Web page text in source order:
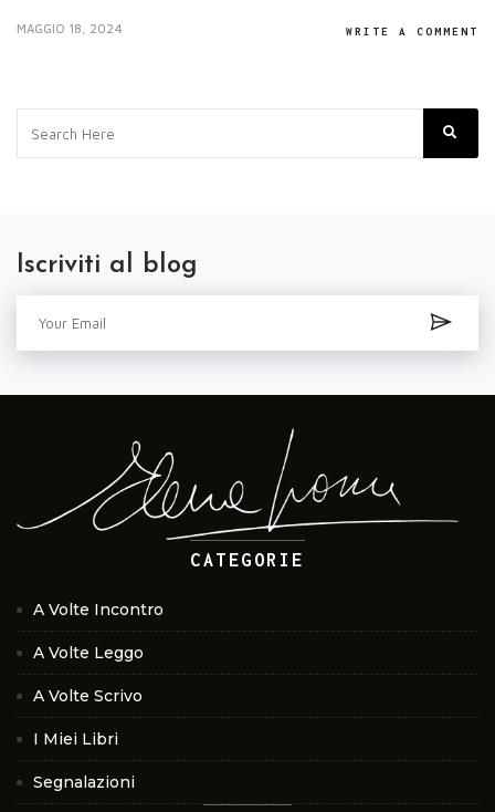
MAGGIO 18, 2024 WRITE A COMMENT
Iscriviti al blog
CATEGORIE
A Volte Incontro
A Volte Leggo
A Volte Scrivo
I Miei Libri
Segnalazioni